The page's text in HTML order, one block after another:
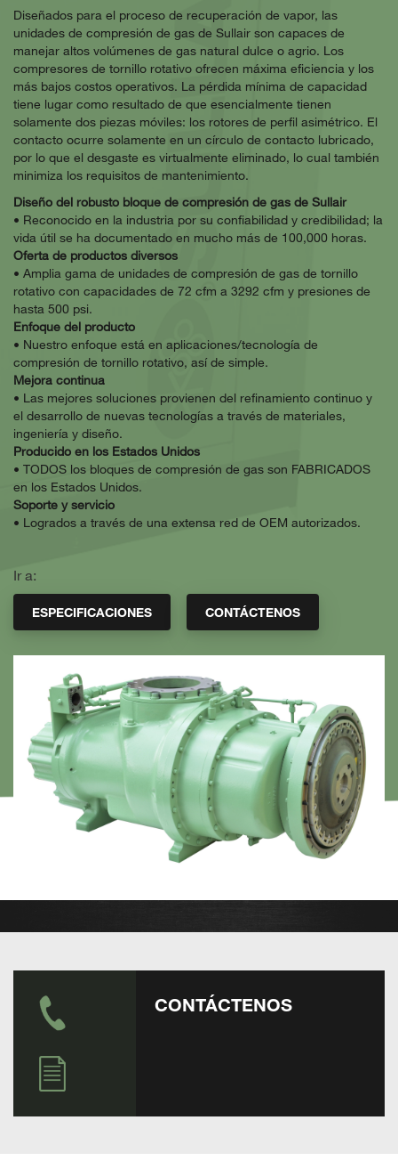
Diseñados para el proceso de recuperación de vapor, las
unidades de compresión de gas de Sullair son capaces de
manejar altos volúmenes de gas natural dulce o agrio. Los
compresores de tornillo rotativo ofrecen máxima eficiencia y los
más bajos costos operativos. La pérdida mínima de capacidad
tiene lugar como resultado de que esencialmente tienen
solamente dos piezas móviles: los rotores de perfil asimétrico. El
contacto ocurre solamente en un círculo de contacto lubricado,
por lo que el desgaste es virtualmente eliminado, lo cual también
minimiza los requisitos de mantenimiento.
Diseño del robusto bloque de compresión de gas de Sullair
• Reconocido en la industria por su confiabilidad y credibilidad; la
vida útil se ha documentado en mucho más de 100,000 horas.
Oferta de productos diversos
• Amplia gama de unidades de compresión de gas de tornillo
rotativo con capacidades de 72 cfm a 3292 cfm y presiones de
hasta 500 psi.
Enfoque del producto
• Nuestro enfoque está en aplicaciones/tecnología de
compresión de tornillo rotativo, así de simple.
Mejora continua
• Las mejores soluciones provienen del refinamiento continuo y
el desarrollo de nuevas tecnologías a través de materiales,
ingeniería y diseño.
Producido en los Estados Unidos
• TODOS los bloques de compresión de gas son FABRICADOS
en los Estados Unidos.
Soporte y servicio
• Logrados a través de una extensa red de OEM autorizados.
Ir a:
ESPECIFICACIONES CONTÁCTENOS
CONTÁCTENOS